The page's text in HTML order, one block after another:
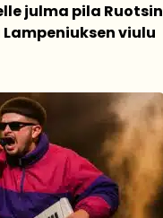
julma pila Ruotsin
viulu